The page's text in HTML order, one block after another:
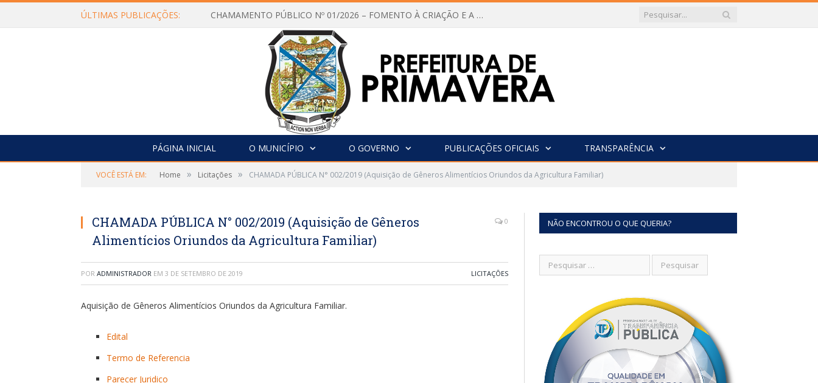
ÚLTIMAS PUBLICAÇÕES: CHAMAMENTO PÚBLICO Nº 01/2026 – FOMENTO À CRIAÇÃO E A CIRCULAÇÃO DE PRODUÇÕES CULTURAIS – Aldir Blanc
PÁGINA INICIAL O MUNICÍPIO O GOVERNO PUBLICAÇÕES OFICIAIS TRANSPARÊNCIA
VOCÊ ESTÁ EM: Home » Licitações » CHAMADA PÚBLICA N° 002/2019 (Aquisição de Gêneros Alimentícios Oriundos da Agricultura Familiar)
CHAMADA PÚBLICA N° 002/2019 (Aquisição de Gêneros
Alimentícios Oriundos da Agricultura Familiar)
0
POR ADMINISTRADOR EM 3 DE SETEMBRO DE 2019 LICITAÇÕES
Aquisição de Gêneros Alimentícios Oriundos da Agricultura Familiar.
Edital
Termo de Referencia
Parecer Juridico
NÃO ENCONTROU O QUE QUERIA?